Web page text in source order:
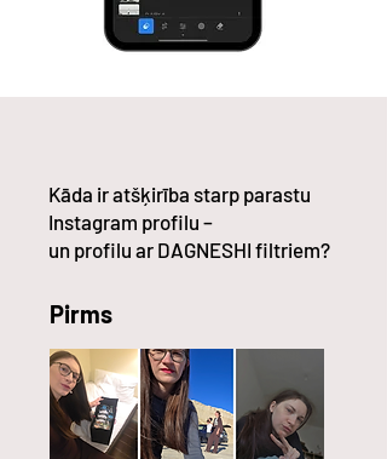
Kāda ir atšķirība starp parastu
Instagram profilu –
un profilu ar DAGNESHI filtriem?
Pirms